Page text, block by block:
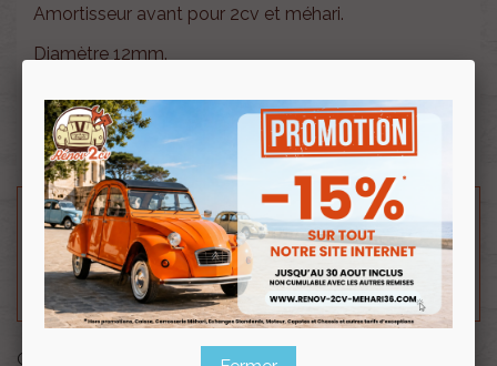
Amortisseur avant pour 2cv et méhari.
Diamètre 12mm.
Entraxe pliée: 345mm; Entraxe dépliée: 535mm.
Besoin d'un renseignement technique sur le produit
? N'hésitez pas à contacter notre service
technique au0254 277 154
ou par mail à
renov2cv.technique@gmail.com.
Quantité